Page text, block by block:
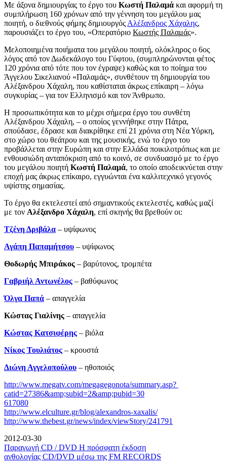
Με άξονα δημιουργίας το έργο του Κωστή Παλαμά και αφορμή τη
συμπλήρωση 160 χρόνων από την γέννηση του μεγάλου μας
ποιητή, ο διεθνούς φήμης δημιουργός Αλέξανδρος Χάχαλης,
παρουσιάζει το έργο του, «Οπερατόριο Κωστής Παλαμάς».
Μελοποιημένα ποιήματα του μεγάλου ποιητή, ολόκληρος ο 6ος
λόγος από τον Δωδεκάλογο του Γύφτου, (συμπληρώνονται φέτος
120 χρόνια από τότε που τον έγραψε) καθώς και το ποίημα του
Άγγελου Σικελιανού «Παλαμάς», συνθέτουν τη δημιουργία του
Αλέξανδρου Χάχαλη, που καθίσταται άκρως επίκαιρη – λόγω
συγκυρίας – για τον Ελληνισμό και τον Άνθρωπο.
Η προσωπικότητα και το μέχρι σήμερα έργο του συνθέτη
Αλέξανδρου Χάχαλη, – ο οποίος γεννήθηκε στην Πάτρα,
σπούδασε, έδρασε και διακρίθηκε επί 21 χρόνια στη Νέα Υόρκη,
στο χώρο του θεάτρου και της μουσικής, ενώ το έργο του
προβάλλεται στην Ευρώπη και στην Ελλάδα ποικιλοτρόπως και με
ενθουσιώδη ανταπόκριση από το κοινό, σε συνδυασμό με το έργο
του μεγάλου ποιητή Κωστή Παλαμά, το οποίο αποδεικνύεται στην
εποχή μας άκρως επίκαιρο, εγγυώνται ένα καλλιτεχνικό γεγονός
υψίστης σημασίας.
Το έργο θα εκτελεστεί από σημαντικούς εκτελεστές, καθώς μαζί
με τον Αλέξανδρο Χάχαλη, επί σκηνής θα βρεθούν οι:
Τζένη Δριβάλα – υψίφωνος
Αγάπη Παπαμήτσου – υψίφωνος
Θοδωρής Μπιράκος – βαρύτονος, τρομπέτα
Γαβριήλ Αντωνέλος – βαθύφωνος
Όλγα Παπά – απαγγελία
Κώστας Γιαλίνης ­– απαγγελία
Κώστας Κατσιφέρης – βιόλα
Νίκος Τουλιάτος – κρουστά
Διώνη Αγγελοπούλου – ηθοποιός
http://www.megatv.com/megagegonota/summary.asp?
catid=27386&amp;subid=2&amp;pubid=30
617080
http://www.elculture.gr/blog/alexandros-xaxalis/
http://www.thebest.gr/news/index/viewStory/241791
2012-03-30
Παραγωγή CD / DVD Η πρόσφατη έκδοση
ανθολογίας CD/DVD μέσω της FM RECORDS